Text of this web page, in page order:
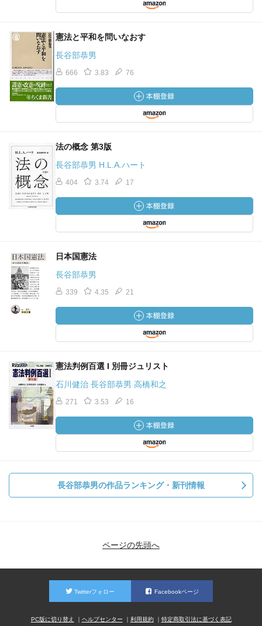
憲法と平和を問いなおす
長谷部恭男
666 3.83 76
法の概念 第3版
長谷部恭男 H.L.A.ハート
404 3.74 17
日本国憲法
長谷部恭男
339 4.35 21
憲法判例百選 I 別冊ジュリスト
石川健治 長谷部恭男 高橋和之
271 3.53 16
長谷部恭男の作品ランキング・新刊情報
ページの先頭へ
Twitterフォロー Facebookページ
PC版に切り替え ヘルプセンター 利用規約 特定商取引法に基づく表記